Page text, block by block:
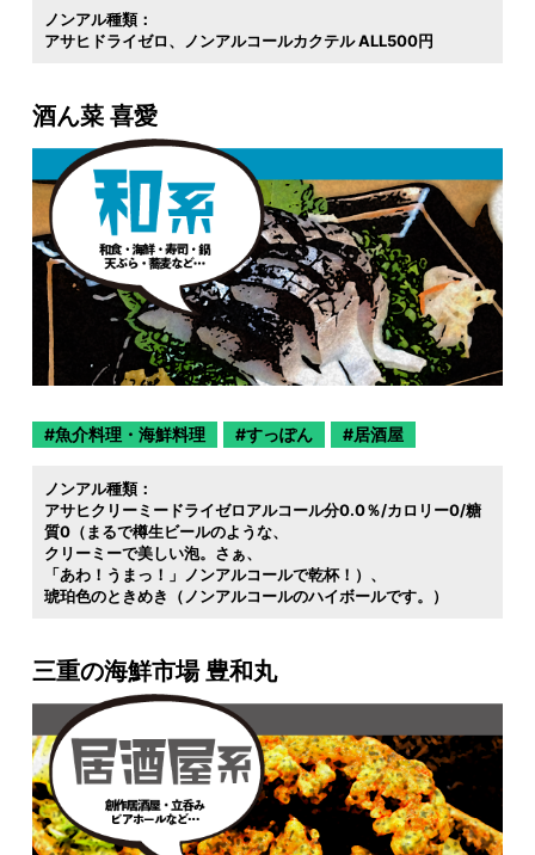
ノンアル種類：
アサヒドライゼロ
ノンアルコールカクテル ALL500円
酒ん菜 喜愛
魚介料理・海鮮料理 すっぽん 居酒屋
ノンアル種類：
アサヒクリーミードライゼロアルコール分0.0％/カロリー0/糖
質0（まるで樽生ビールのような
クリーミーで美しい泡。さぁ
「あわ！うまっ！」ノンアルコールで乾杯！）
琥珀色のときめき（ノンアルコールのハイボールです。）
三重の海鮮市場 豊和丸